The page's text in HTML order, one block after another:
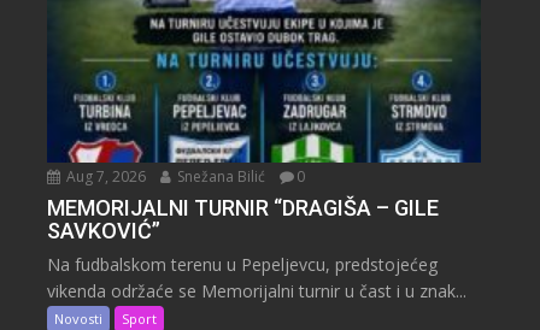
Aug 7, 2026 Snežana Bilić 0
MEMORIJALNI TURNIR “DRAGIŠA – GILE
SAVKOVIĆ”
Na fudbalskom terenu u Pepeljevcu, predstojećeg
vikenda održaće se Memorijalni turnir u čast i u znak...
Novosti Sport